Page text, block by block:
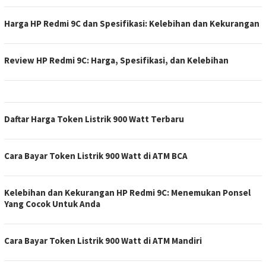
Harga HP Redmi 9C dan Spesifikasi: Kelebihan dan Kekurangan
Review HP Redmi 9C: Harga, Spesifikasi, dan Kelebihan
Daftar Harga Token Listrik 900 Watt Terbaru
Cara Bayar Token Listrik 900 Watt di ATM BCA
Kelebihan dan Kekurangan HP Redmi 9C: Menemukan Ponsel
Yang Cocok Untuk Anda
Cara Bayar Token Listrik 900 Watt di ATM Mandiri